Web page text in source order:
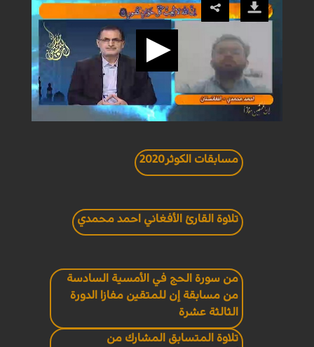
مسابقات الكوثر2020
تلاوة القارئ الأفغاني احمد محمدي
من سورة الحج في الأمسية السادسة
من مسابقة إن للمتقين مفازا الدورة
الثالثة عشرة
تلاوة المتسابق المشارك من